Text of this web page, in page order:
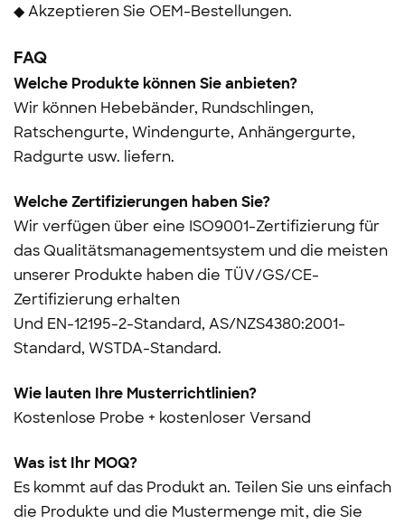
◆ Akzeptieren Sie OEM-Bestellungen.
FAQ
Welche Produkte können Sie anbieten?
Wir können Hebebänder, Rundschlingen,
Ratschengurte, Windengurte, Anhängergurte,
Radgurte usw. liefern.
Welche Zertifizierungen haben Sie?
Wir verfügen über eine ISO9001-Zertifizierung für
das Qualitätsmanagementsystem und die meisten
unserer Produkte haben die TÜV/GS/CE-
Zertifizierung erhalten
Und EN-12195-2-Standard, AS/NZS4380:2001-
Standard, WSTDA-Standard.
Wie lauten Ihre Musterrichtlinien?
Kostenlose Probe + kostenloser Versand
Was ist Ihr MOQ?
Es kommt auf das Produkt an. Teilen Sie uns einfach
die Produkte und die Mustermenge mit, die Sie